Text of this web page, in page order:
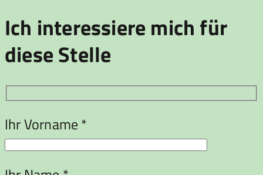
Ich interessiere mich für
diese Stelle
Ihr Vorname *